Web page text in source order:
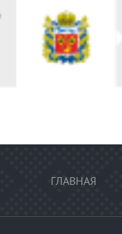
Министерство
культуры
Российской
федерации
ГЛАВНАЯ